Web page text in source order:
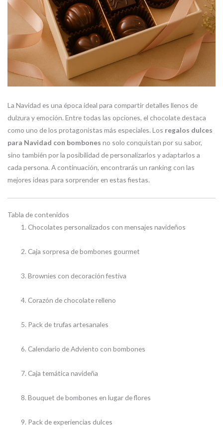
La Navidad es una época ideal para compartir detalles llenos de
dulzura y emoción. Entre todas las opciones, el chocolate destaca
como uno de los protagonistas más especiales. Los regalos dulces
para Navidad con bombones no solo conquistan por su sabor,
sino también por la posibilidad de personalizarlos y adaptarlos a
cada persona. A continuación, encontrarás un ranking con las
mejores ideas para sorprender en estas fiestas.
Tabla de contenidos
Chocolates personalizados con mensajes navideños
Caja sorpresa de bombones gourmet
Brownies con decoración festiva
Corazón de chocolate relleno
Pack de trufas artesanales
Calendario de Adviento con bombones
Caja temática navideña
Bouquet de bombones en lugar de flores
Pack de experiencias dulces